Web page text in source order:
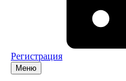
Регистрация
Меню